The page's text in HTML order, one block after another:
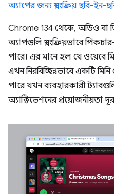
অ্যাপের জন্য স্বয়ংক্রিয় ছবি-ইন-
Chrome 134 থেকে, অডিও বা
অ্যাপগুলি স্বয়ংক্রিয়ভাবে
পারে। এর মানে হল যে ওয়েবে
এখন নিরবিচ্ছিন্নভাবে একটি
পারে যখন ব্যবহারকারী
অ্যাক্টিভেশনের প্রয়োজনীয়তা